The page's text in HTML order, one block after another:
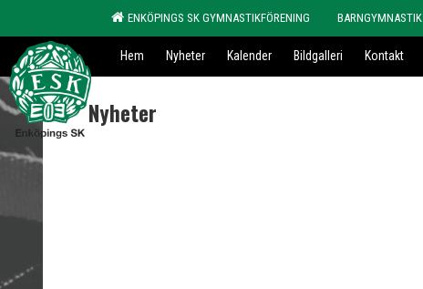
ENKÖPINGS SK GYMNASTIKFÖRENING BARNGYMNASTIK
Hem Nyheter Kalender Bildgalleri Kontakt
Nyheter